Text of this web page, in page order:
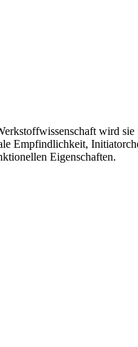
wird
Empfindlichkeit,
Eigenschaften.